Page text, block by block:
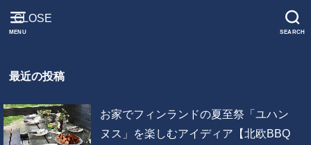
MENU
CLOSE
最近の投稿
お家でフィンランドの夏至祭「ユハン
ヌス」を楽しむアイディア【北欧BBQ
SEARCH